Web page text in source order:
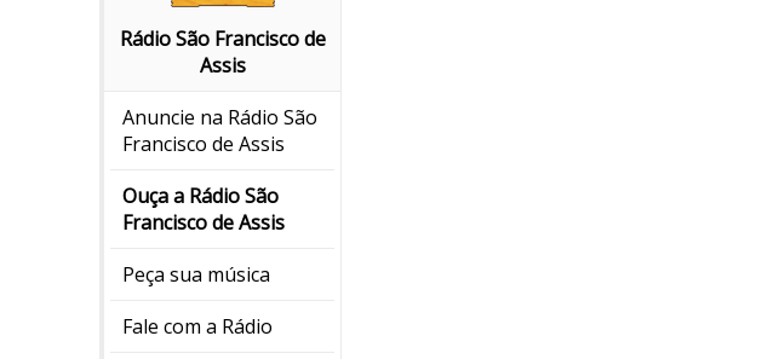
Rádio São Francisco de
Assis
Anuncie na Rádio São
Francisco de Assis
Ouça a Rádio São
Francisco de Assis
Peça sua música
Fale com a Rádio